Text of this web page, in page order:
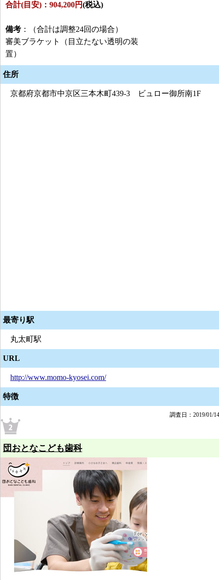
合計(目安)：904,200円(税込)
備考 ：（合計は調整24回の場合）
審美ブラケット（目立たない透明の装
置）
住所
京都府京都市中京区三本木町439-3 ビュロー御所南1F
最寄り駅
丸太町駅
URL
http://www.momo-kyosei.com/
特徴
調査日：2019/01/14
団おとなこども歯科